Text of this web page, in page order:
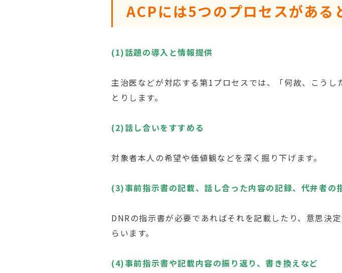
ACPには5つのプロセスがある
(1)話題の導入と情報提供
主治医などが対応する第1プロセスでは、「何故、こう
とりします。
(2)話し合いをすすめる
対象者本人の希望や価値観などを深く掘り下げます。
(3)事前指示書の記載、話し合った内容の記録、代弁者の
DNRの指示書が必要であればそれを記載したり、意思決
らいます。
(4)事前指示書や記載内容の振り返り、書き換えなど